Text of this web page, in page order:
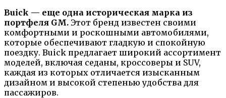
Buick — еще одна историческая марка из
портфеля GM. Этот бренд известен своими
комфортными и роскошными автомобилями,
которые обеспечивают гладкую и спокойную
поездку. Buick предлагает широкий ассортимент
моделей, включая седаны, кроссоверы и SUV,
каждая из которых отличается изысканным
дизайном и высокой степенью удобства для
пассажиров.